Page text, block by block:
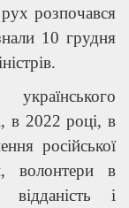
розпочався
10 грудня
в 2022 році, в
російської
волонтери в
і